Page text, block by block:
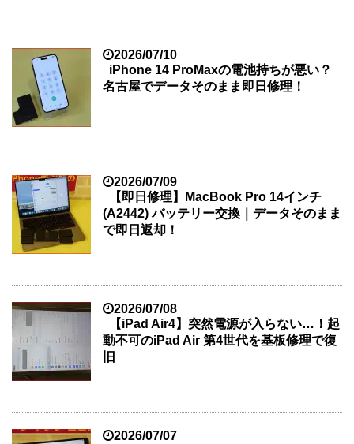
2026/07/10
iPhone 14 ProMaxの電池持ちが悪い？
名古屋でデータそのまま即日修理！
2026/07/09
【即日修理】MacBook Pro 14インチ
(A2442) バッテリー交換｜データそのまま
で即日返却！
2026/07/08
【iPad Air4】突然電源が入らない…！起
動不可のiPad Air 第4世代を基板修理で復
旧
2026/07/07